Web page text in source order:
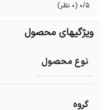
0/5 (0 نظر)
ویژگیهای محصول
نوع محصول
گروه